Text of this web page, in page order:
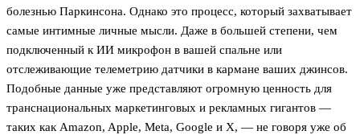
болезнью Паркинсона. Однако это процесс, который захватывает
самые интимные личные мысли. Даже в большей степени, чем
подключенный к ИИ микрофон в вашей спальне или
отслеживающие телеметрию датчики в кармане ваших джинсов.
Подобные данные уже представляют огромную ценность для
транснациональных маркетинговых и рекламных гигантов —
таких как Amazon, Apple, Meta, Google и X, — не говоря уже об